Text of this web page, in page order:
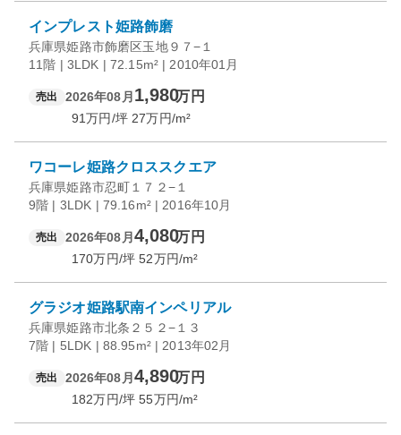
インプレスト姫路飾磨
兵庫県姫路市飾磨区玉地９７−１
11階 | 3LDK | 72.15m² | 2010年01月
売出 2026年08月 1,980万円
91万円/坪 27万円/m²
ワコーレ姫路クロススクエア
兵庫県姫路市忍町１７２−１
9階 | 3LDK | 79.16m² | 2016年10月
売出 2026年08月 4,080万円
170万円/坪 52万円/m²
グラジオ姫路駅南インペリアル
兵庫県姫路市北条２５２−１３
7階 | 5LDK | 88.95m² | 2013年02月
売出 2026年08月 4,890万円
182万円/坪 55万円/m²